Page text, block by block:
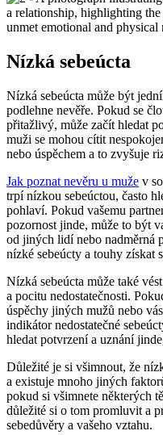
Nízká sebeúcta
Nízká sebeúcta může být
podlehne nevěře. Pokud se
přitažlivý, může začít hledat
muži se mohou cítit
nebo úspěchem a to zvyšuje
Jak poznat nevěru u muže v
trpí nízkou sebeúctou, často
pohlaví. Pokud vašemu
pozornost jinde, může to být
od jiných lidí nebo nadměrná
nízké sebeúcty a touhy získat
Nízká sebeúcta může také
a pocitu nedostatečnosti.
úspěchy jiných mužů nebo
indikátor nedostatečné
hledat potvrzení a uznání
Důležité je si všimnout, že
a existuje mnoho jiných
pokud si všimnete některých
důležité si o tom promluvit a
sebedůvěry a vašeho vztahu.